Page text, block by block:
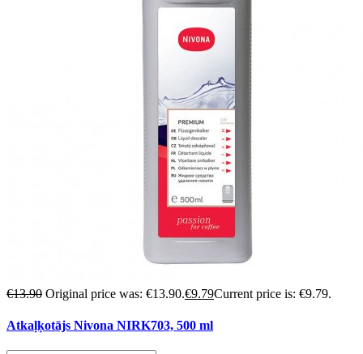
€13.90 Original price was: €13.90.€9.79Current price is: €9.79.
Atkaļķotājs Nivona NIRK703, 500 ml